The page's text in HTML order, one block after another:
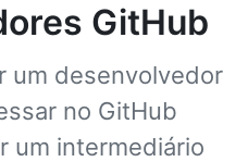
GitHub
um desenvolvedor
no GitHub
um intermediário